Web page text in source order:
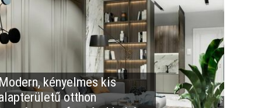
Modern, kényelmes kis
otthon